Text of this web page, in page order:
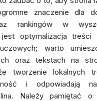
znaczenie dla
rankingów w
jest optymalizacja treści
warto
oraz tekstach na
tworzenie lokalnych
i odpowiadają
Należy pamiętać o